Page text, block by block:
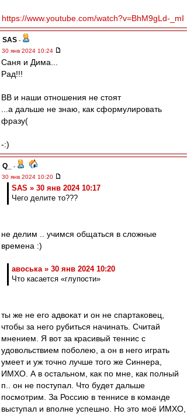
https://www.youtube.com/watch?v=BhM9gLd-_mI
SAS -
30 янв 2024 10:24
Саня и Дима...
Рад!!!
ВВ и наши отношения не стоят
...а дальше не знаю, как сформулировать
фразу(
-:)
Q_
-
30 янв 2024 10:20
SAS » 30 янв 2024 10:17
Чего делите то???
не делим .. учимся общаться в сложные
времена :)
авоська » 30 янв 2024 10:20
Что касается «глупости»
ты же не его адвокат и он не спартаковец,
чтобы за него рубиться начинать. Считай
мнением. Я вот за красивый теннис с
удовольствием поболею, а он в него играть
умеет и уж точно лучше того же Синнера,
ИМХО. А в остальном, как по мне, как полный
п.. он не поступал. Что будет дальше
посмотрим. За Россию в теннисе в команде
выступал и вполне успешно. Но это моё ИМХО,